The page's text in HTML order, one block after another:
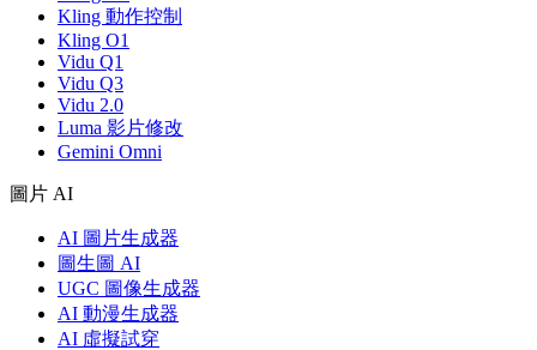
Kling 動作控制
Kling O1
Vidu Q1
Vidu Q3
Vidu 2.0
Luma 影片修改
Gemini Omni
圖片 AI
AI 圖片生成器
圖生圖 AI
UGC 圖像生成器
AI 動漫生成器
AI 虛擬試穿